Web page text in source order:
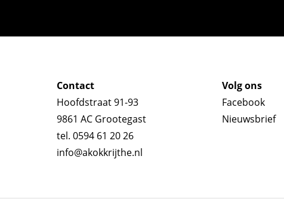
Contact
Hoofdstraat 91-93
9861 AC Grootegast
tel. 0594 61 20 26
info@akokkrijthe.nl
Volg ons
Facebook
Nieuwsbrief